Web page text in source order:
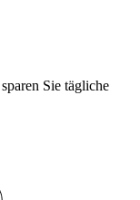
Sie tägliche